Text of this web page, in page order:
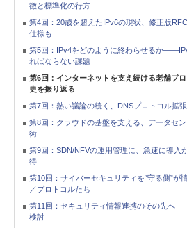
徴と標準化の行方
第4回：20歳を超えたIPv6の現状、修正版
仕様も
第5回：IPv4をどのように終わらせるか
ればならない課題
第6回：インターネットを支え続ける老舗プ
史を振り返る
第7回：熱い議論の続く、DNSプロトコル拡
第8回：クラウドの基盤を支える、データセ
術
第9回：SDN/NFVの運用管理に、急速に導入
待
第10回：サイバーセキュリティを“守る側”が
／プロトコルたち
第11回：セキュリティ情報連携のその先へ
検討